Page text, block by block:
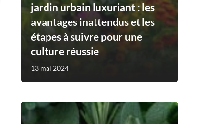
jardin urbain luxuriant : les
avantages inattendus et les
étapes à suivre pour une
culture réussie
13 mai 2024